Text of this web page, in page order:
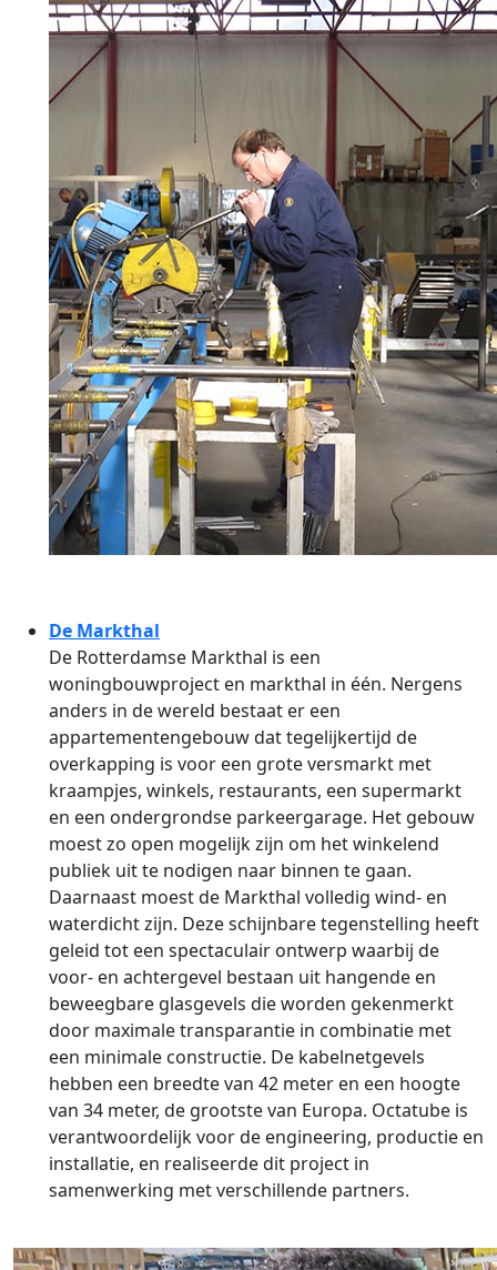
De Markthal
De Rotterdamse Markthal is een
woningbouwproject en markthal in één. Nergens
anders in de wereld bestaat er een
appartementengebouw dat tegelijkertijd de
overkapping is voor een grote versmarkt met
kraampjes, winkels, restaurants, een supermarkt
en een ondergrondse parkeergarage. Het gebouw
moest zo open mogelijk zijn om het winkelend
publiek uit te nodigen naar binnen te gaan.
Daarnaast moest de Markthal volledig wind- en
waterdicht zijn. Deze schijnbare tegenstelling heeft
geleid tot een spectaculair ontwerp waarbij de
voor- en achtergevel bestaan uit hangende en
beweegbare glasgevels die worden gekenmerkt
door maximale transparantie in combinatie met
een minimale constructie. De kabelnetgevels
hebben een breedte van 42 meter en een hoogte
van 34 meter, de grootste van Europa. Octatube is
verantwoordelijk voor de engineering, productie en
installatie, en realiseerde dit project in
samenwerking met verschillende partners.